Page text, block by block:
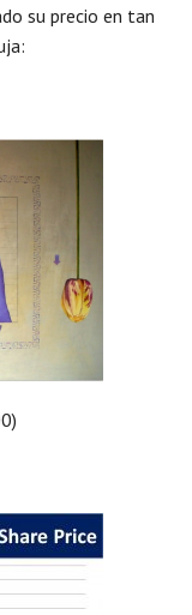
su precio en tan